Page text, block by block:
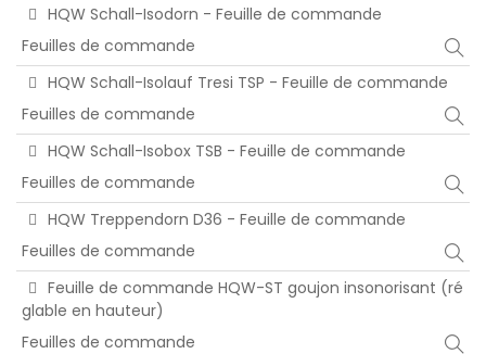
HQW Schall-Isodorn - Feuille de commande
Feuilles de commande
HQW Schall-Isolauf Tresi TSP - Feuille de commande
Feuilles de commande
HQW Schall-Isobox TSB - Feuille de commande
Feuilles de commande
HQW Treppendorn D36 - Feuille de commande
Feuilles de commande
Feuille de commande HQW-ST goujon insonorisant (ré
glable en hauteur)
Feuilles de commande